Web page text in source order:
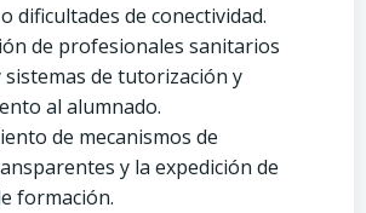
dificultades de conectividad.
de profesionales sanitarios
sistemas de tutorización y
al alumnado.
de mecanismos de
y la expedición de
formación.